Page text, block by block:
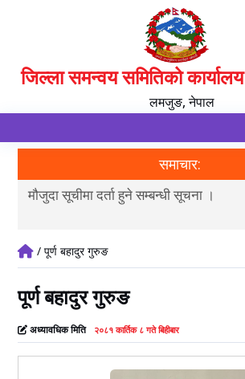
जिल्ला समन्वय समितिको कार्यालय
लमजुङ, नेपाल
समाचार:
मौजुदा सूचीमा दर्ता हुने सम्बन्धी सूचना ।
/ पूर्ण बहादुर गुरुङ
पूर्ण बहादुर गुरुङ
अध्यावधिक मिति २०८१ कार्तिक ८ गते बिहीबार